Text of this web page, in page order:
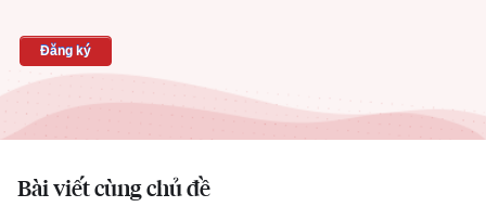
Bài viết cùng chủ đề